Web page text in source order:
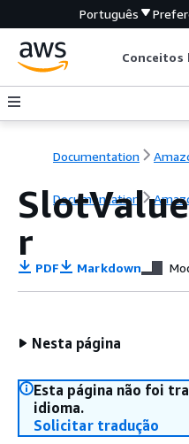
Português
Conceitos
Documentation
Documentation
r
PDF Markdown
Nesta página
Esta página não foi
idioma.
Solicitar tradução